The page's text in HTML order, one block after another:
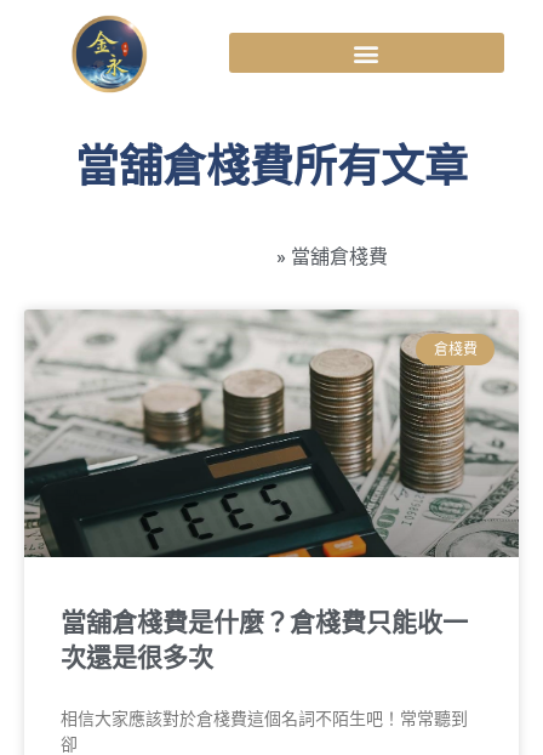
當舖倉棧費所有文章
» 當舖倉棧費
倉棧費
當舖倉棧費是什麼？倉棧費只能收一
次還是很多次
相信大家應該對於倉棧費這個名詞不陌生吧！常常聽到
卻